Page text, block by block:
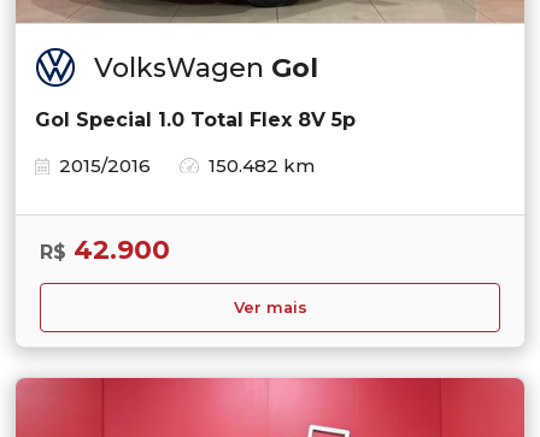
VolksWagen Gol
Gol Special 1.0 Total Flex 8V 5p
2015/2016
150.482 km
R$ 42.900
Ver mais